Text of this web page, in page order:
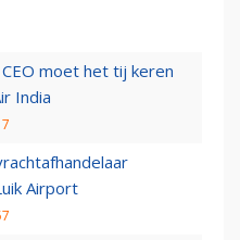
moet het tij keren
India
Airport